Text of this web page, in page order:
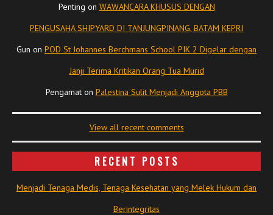
Penting on WAWANCARA KHUSUS DENGAN
PENGUSAHA SHIPYARD DI TANJUNGPINANG, BATAM KEPRI
Gun on POD St Johannes Berchmans School PIK 2 Digelar dengan
Janji Terima Kritikan Orang Tua Murid
Pengamaton Palestina Sulit Menjadi Anggota PBB
View all recent comments
RECENT POSTS
Menjadi Tenaga Medis, Tenaga Kesehatan yang Melek Hukum dan
Berintegritas